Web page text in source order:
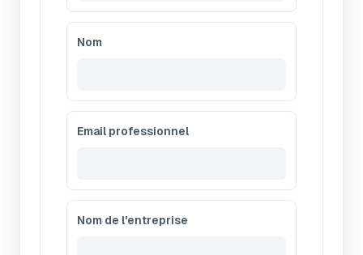
Nom
Email professionnel
Nom de l'entreprise